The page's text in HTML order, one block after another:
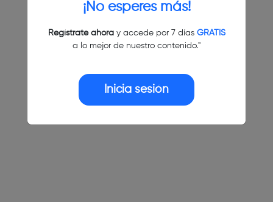
¡No esperes más!
Regístrate ahoray accede por 7 días GRATIS
a lo mejor de nuestro contenido."
Inicia sesión